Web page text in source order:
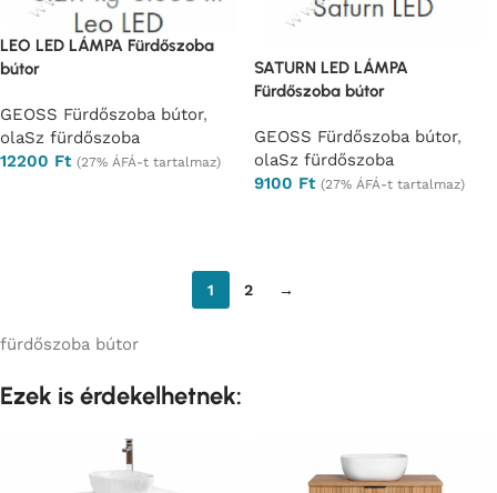
LEO LED LÁMPA Fürdőszoba
bútor
GEOSS Fürdőszoba bútor,
olaSz fürdőszoba
12200 Ft (27% ÁFÁ-t tartalmaz)
SATURN LED LÁMPA
Fürdőszoba bútor
GEOSS Fürdőszoba bútor,
olaSz fürdőszoba
9100 Ft (27% ÁFÁ-t tartalmaz)
1 2 →
fürdőszoba bútor
Ezek is érdekelhetnek: